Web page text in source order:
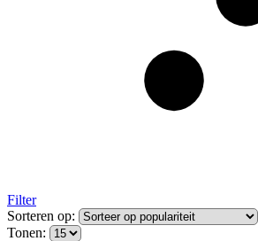
Filter
Sorteren op:
Tonen: